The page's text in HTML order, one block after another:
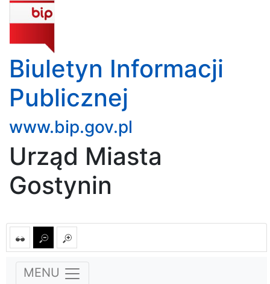
Biuletyn Informacji
Publicznej
www.bip.gov.pl
Urząd Miasta
Gostynin
MENU